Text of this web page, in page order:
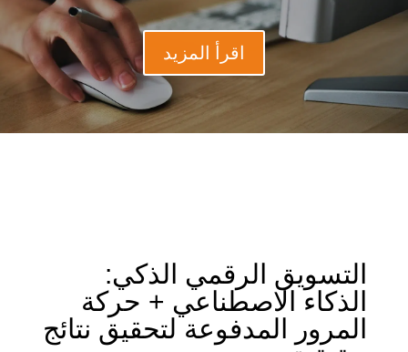
اقرأ المزيد
التسويق الرقمي الذكي:
الذكاء الاصطناعي + حركة
المرور المدفوعة لتحقيق نتائج